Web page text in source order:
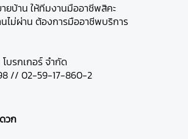
บ้าน ให้ทีมงานมืออาชีพสิคะ
ไม่ผ่าน ต้องการมืออาชีพบริการ
บรกเกอร์ จำกัด
// 02-59-17-860-2
วก